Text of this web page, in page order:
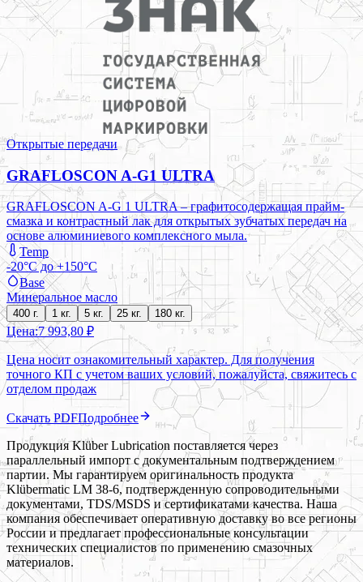
Открытые передачи
GRAFLOSCON A-G1 ULTRA
GRAFLOSCON A-G 1 ULTRA – графитосодержащая прайм-
смазка и контрастный лак для открытых зубчатых передач на
основе алюминиевого комплексного мыла.
Temp
-20°C до +150°C
Base
Минеральное масло
400 г. 1 кг. 5 кг. 25 кг. 180 кг.
Цена:7 993,80 ₽
Цена носит ознакомительный характер. Для получения
точного КП с учетом ваших условий, пожалуйста, свяжитесь с
отделом продаж
Скачать PDFПодробнее
Продукция Klüber Lubrication поставляется через
параллельный импорт с документальным подтверждением
партии. Мы гарантируем оригинальность продукта
Klübermatic LM 38-6, подтвержденную сопроводительными
документами, TDS/MSDS и сертификатами качества. Наша
компания обеспечивает оперативную доставку во все регионы
России и предлагает профессиональные консультации
технических специалистов по применению смазочных
материалов.